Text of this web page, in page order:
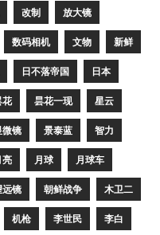
改制 放大镜
数码相机 文物 新鲜
日不落帝国 日本
花 昙花一现 星云
微镜 景泰蓝 智力
亮 月球 月球车
远镜 朝鲜战争 木卫二
机枪 李世民 李白